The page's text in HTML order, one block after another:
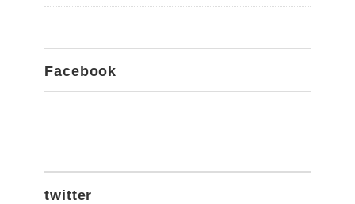
Facebook
twitter